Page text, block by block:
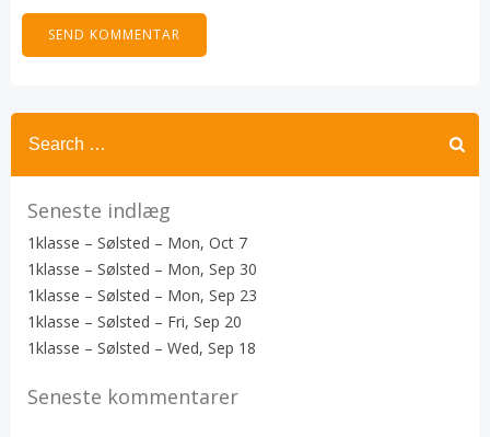
Search
for:
Seneste indlæg
1klasse – Sølsted – Mon, Oct 7
1klasse – Sølsted – Mon, Sep 30
1klasse – Sølsted – Mon, Sep 23
1klasse – Sølsted – Fri, Sep 20
1klasse – Sølsted – Wed, Sep 18
Seneste kommentarer